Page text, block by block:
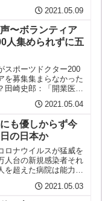
あなたはIOCバッハ会
男爵」呼ばわりされる
...
2021.05.09
〜ボランティア
人集められずに五
スポーツドクター200
を募集集まらなかった
田崎史郎：「開業医の
ただけるんじゃない
4/28東京五輪スポーツ
ル...
2021.05.04
も優しからず今
の日本か
ロナウイルスが猛威を
人台の新規感染者それ
を超えた病院は能力の
受けられず死にゆく
絶えることもない下手
2021.05.03